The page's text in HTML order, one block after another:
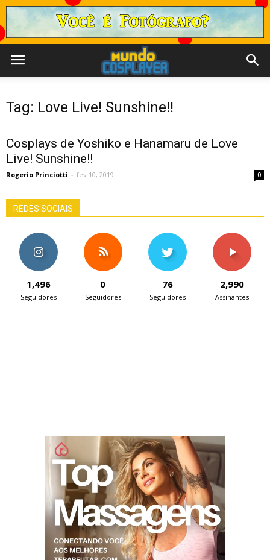
Tag: Love Live! Sunshine!!
Cosplays de Yoshiko e Hanamaru de Love
Live! Sunshine!!
Rogerio Princiotti - fev 10, 2019 0
REDES SOCIAIS
1,496
Seguidores
0
Seguidores
76
Seguidores
2,990
Assinantes